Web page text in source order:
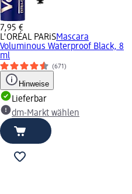
7,95 €
L'ORÉAL PARiSMascara
Voluminous Waterproof Black, 8
ml
(671)
Hinweise
Lieferbar
dm-Markt wählen